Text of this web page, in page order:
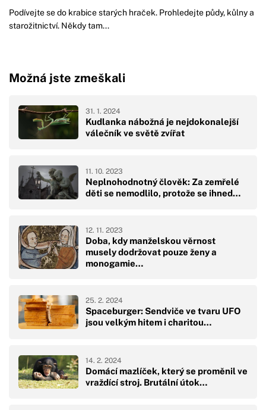
Podívejte se do krabice starých hraček. Prohledejte půdy, kůlny a
starožitnictví. Někdy tam...
Možná jste zmeškali
Kudlanka nábožná je nejdokonalejší
válečník ve světě zvířat
31. 1. 2024
Neplnohodnotný člověk: Za zemřelé
děti se nemodlilo, protože se ihned…
11. 10. 2023
Doba, kdy manželskou věrnost
musely dodržovat pouze ženy a
monogamie…
12. 11. 2023
Spaceburger: Sendviče ve tvaru UFO
jsou velkým hitem i charitou…
25. 2. 2024
Domácí mazlíček, který se proměnil ve
vraždící stroj. Brutální útok…
14. 2. 2024